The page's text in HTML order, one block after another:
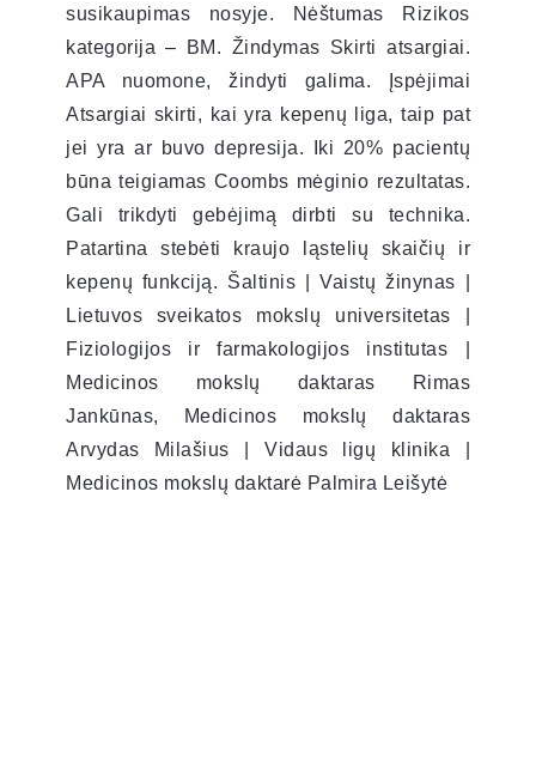
susikaupimas nosyje. Nėštumas Rizikos
kategorija – BM. Žindymas Skirti atsargiai.
APA nuomone, žindyti galima. Įspėjimai
Atsargiai skirti, kai yra kepenų liga, taip pat
jei yra ar buvo depresija. Iki 20% pacientų
būna teigiamas Coombs mėginio rezultatas.
Gali trikdyti gebėjimą dirbti su technika.
Patartina stebėti kraujo ląstelių skaičių ir
kepenų funkciją. Šaltinis | Vaistų žinynas |
Lietuvos sveikatos mokslų universitetas |
Fiziologijos ir farmakologijos institutas |
Medicinos mokslų daktaras Rimas
Jankūnas, Medicinos mokslų daktaras
Arvydas Milašius | Vidaus ligų klinika |
Medicinos mokslų daktarė Palmira Leišytė